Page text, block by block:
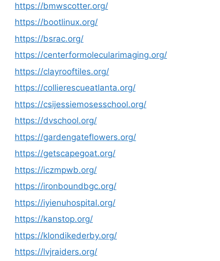
https://bmwscotter.org/
https://bootlinux.org/
https://bsrac.org/
https://centerformolecularimaging.org/
https://clayrooftiles.org/
https://collierescueatlanta.org/
https://csijessiemosesschool.org/
https://dvschool.org/
https://gardengateflowers.org/
https://getscapegoat.org/
https://iczmpwb.org/
https://ironboundbgc.org/
https://iyienuhospital.org/
https://kanstop.org/
https://klondikederby.org/
https://lvjraiders.org/